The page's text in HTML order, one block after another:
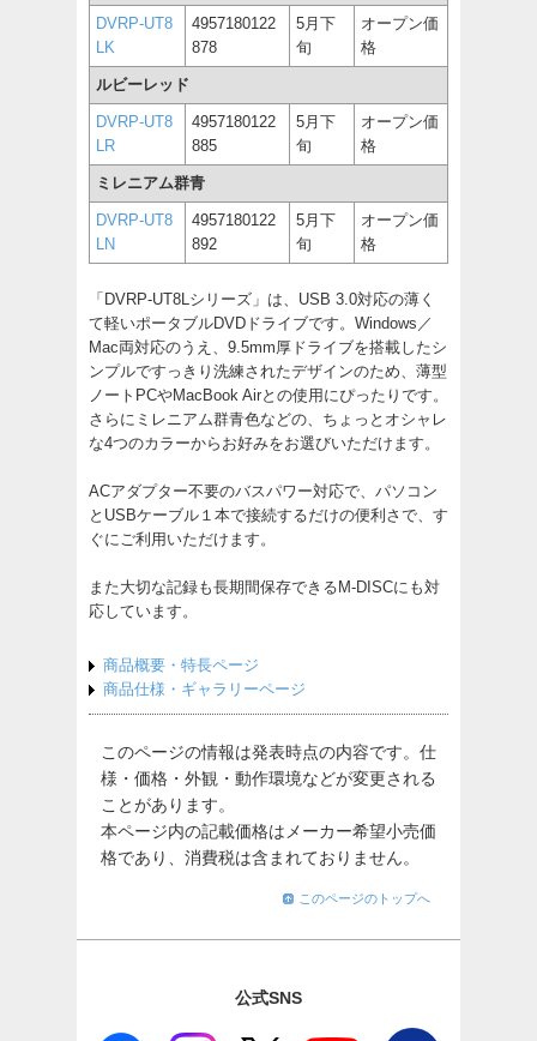
DVRP-UT8
LK
4957180122
878
5月下
旬
オープン価
格
ルビーレッド
DVRP-UT8
LR
4957180122
885
5月下
旬
オープン価
格
ミレニアム群青
DVRP-UT8
LN
4957180122
892
5月下
旬
オープン価
格
「DVRP-UT8Lシリーズ」は、USB 3.0対応の薄く
て軽いポータブルDVDドライブです。Windows／
Mac両対応のうえ、9.5mm厚ドライブを搭載したシ
ンプルですっきり洗練されたデザインのため、薄型
ノートPCやMacBook Airとの使用にぴったりです。
さらにミレニアム群青色などの、ちょっとオシャレ
な4つのカラーからお好みをお選びいただけます。
ACアダプター不要のバスパワー対応で、パソコン
とUSBケーブル１本で接続するだけの便利さで、す
ぐにご利用いただけます。
また大切な記録も長期間保存できるM-DISCにも対
応しています。
商品概要・特長ページ
商品仕様・ギャラリーページ
このページの情報は発表時点の内容です。仕
様・価格・外観・動作環境などが変更される
ことがあります。
本ページ内の記載価格はメーカー希望小売価
格であり、消費税は含まれておりません。
このページのトップへ
公式SNS